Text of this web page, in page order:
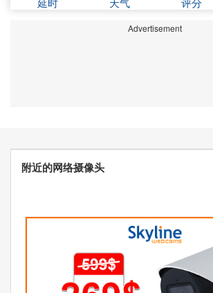
Advertisement
附近的网络摄像头